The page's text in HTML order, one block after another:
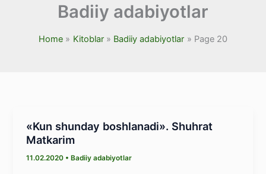
Badiiy adabiyotlar
Home Kitoblar Badiiy adabiyotlar Page 20
«Kun shunday boshlanadi». Shuhrat
Matkarim
11.02.2020 •Badiiy adabiyotlar